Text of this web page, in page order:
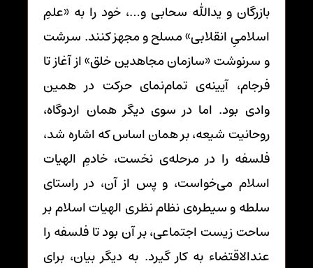
بازرگان و یدالله سحابی و…، خود را به «علمِ
اسلامیِ انقلابی» مسلح و مجهز کنند. سرشت
و سرنوشت «سازمان مجاهدین خلق» از آغاز تا
فرجام، آیینه‌ی تمام‌نمای حرکت در همین
وادی بود. اما در سوی دیگر همان اردوگاه،
روحانیت شیعه، بر همان اساس که اشاره شد،
فلسفه را در مرحله‌ی نخست، خادمِ الهیات
اسلام می‌خواست، و پس از آن، در راستای
سلطه و سیطره‌ی نظام نظری الهیات اسلام بر
ساحت زیست اجتماعی، بر آن بود تا فلسفه را
عندالاقتضاء به کار گیرد. به دیگر بیان، برای